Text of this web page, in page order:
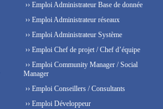
›› Emploi Administrateur Base de donnée
›› Emploi Administrateur réseaux
›› Emploi Administrateur Système
›› Emploi Chef de projet / Chef d’équipe
›› Emploi Community Manager / Social
Manager
›› Emploi Conseillers / Consultants
›› Emploi Développeur